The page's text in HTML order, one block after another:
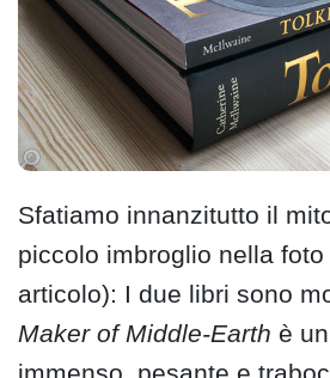
Sfatiamo innanzitutto il
piccolo imbroglio nella
articolo): I due libri sono
Maker of Middle-Earth è